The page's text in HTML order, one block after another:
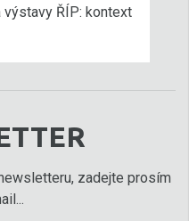
výstavy ŘÍP: kontext
zadejte prosím